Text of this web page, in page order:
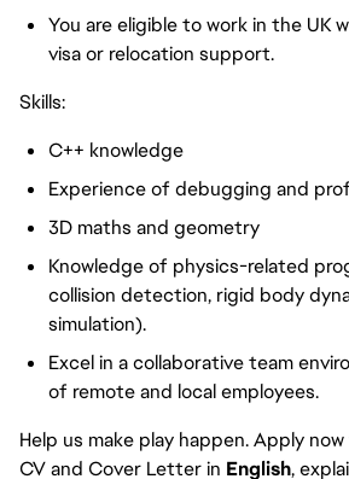
You are eligible to work in the UK
visa or relocation support.
Skills:
C++ knowledge
Experience of debugging and
3D maths and geometry
Knowledge of physics-related
collision detection, rigid body
simulation).
Excel in a collaborative team
of remote and local employees.
Help us make play happen. Apply
CV and Cover Letter in English,